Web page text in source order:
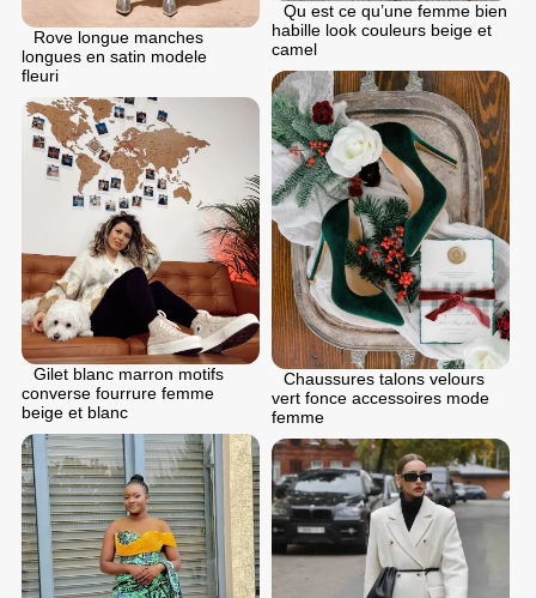
Qu est ce qu’une femme bien
habille look couleurs beige et
camel
Rove longue manches
longues en satin modele
fleuri
Chaussures talons velours
vert fonce accessoires mode
femme
Gilet blanc marron motifs
converse fourrure femme
beige et blanc